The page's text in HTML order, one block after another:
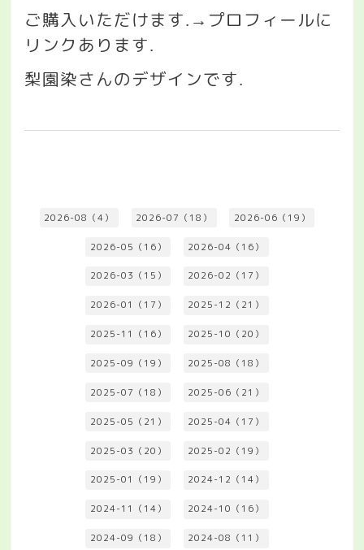
ご購入いただけます.→ プロフィールに
リンクあります.
梨園染さんのデザインです.
2026-08（4） 2026-07（18） 2026-06（19）
2026-05（16） 2026-04（16）
2026-03（15） 2026-02（17）
2026-01（17） 2025-12（21）
2025-11（16） 2025-10（20）
2025-09（19） 2025-08（18）
2025-07（18） 2025-06（21）
2025-05（21） 2025-04（17）
2025-03（20） 2025-02（19）
2025-01（19） 2024-12（14）
2024-11（14） 2024-10（16）
2024-09（18） 2024-08（11）